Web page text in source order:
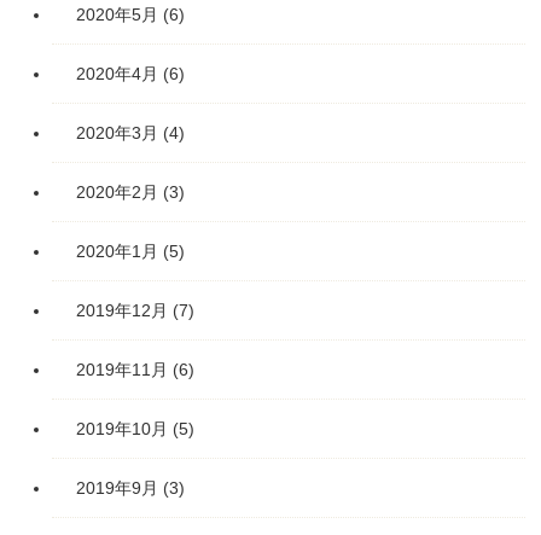
2020年5月 (6)
2020年4月 (6)
2020年3月 (4)
2020年2月 (3)
2020年1月 (5)
2019年12月 (7)
2019年11月 (6)
2019年10月 (5)
2019年9月 (3)